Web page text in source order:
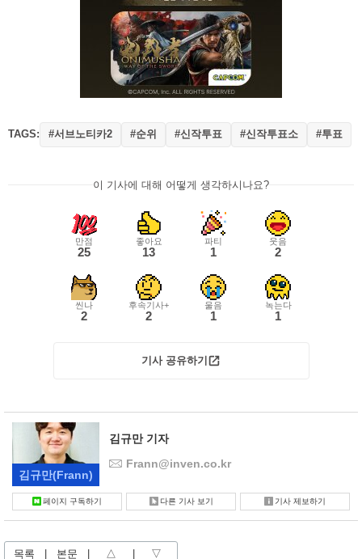
TAGS: #서브노티카2 #순위 #신작투표 #신작투표소 #투표
이 기사에 대해 어떻게 생각하시나요?
만점
25
좋아요
13
파티
1
웃음
2
씬나
2
후속기사+
2
울음
1
녹는다
1
기사 공유하기
김규만(Frann)
김규만 기자
Frann@inven.co.kr
페이지 구독하기 다른 기사 보기 기사 제보하기
목록 본문 △ ▽